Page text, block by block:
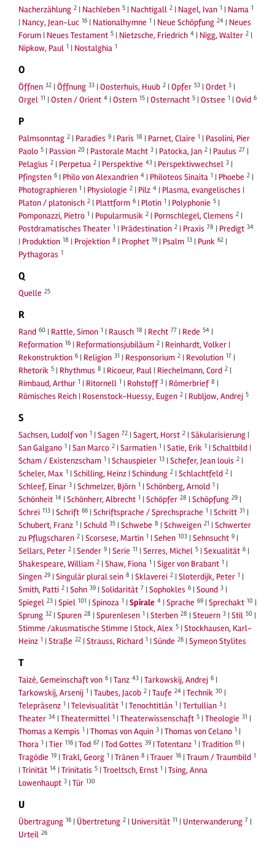
Nacherzählung 2 | Nachleben 5 | Nachtigall 2 | Nagel, Ivan 1 | Nama 1
| Nancy, Jean-Luc 16 | Nationalhymne 1 | Neue Schöpfung 24 | Neues
Forum | Neues Testament 5 | Nietzsche, Friedrich 4 | Nigg, Walter 2 |
Nipkow, Paul 1 | Nostalghia 1
O
Öffnen 32 |Öffnung 33 |Oosterhuis, Huub 2 |Opfer 53 |Ordet 3 |
Orgel 11 |Osten / Orient 4 |Ostern 15 |Osternacht 5 |Ostsee 1 |Ovid 6
P
Palmsonntag 2 | Paradies 9 | Paris 18 | Parnet, Claire 1 | Pasolini, Pier
Paolo 5 | Passion 20 | Pastorale Macht 3 | Patocka, Jan 2 | Paulus 27 |
Pelagius 2 | Perpetua 2 | Perspektive 43 | Perspektivwechsel 3 |
Pfingsten 6 | Philo von Alexandrien 4 | Philoteos Sinaita 1 | Phoebe 2 |
Photographieren 1 | Physiologie 2 | Pilz 4 | Plasma, evangelisches |
Platon / platonisch 2 | Plattform 6 | Plotin 1 | Polyphonie 5 |
Pomponazzi, Pietro 1 | Popularmusik 2 | Pornschlegel, Clemens 2 |
Postdramatisches Theater 1 | Prädestination 2 | Praxis 78 | Predigt 34
| Produktion 18 | Projektion 8 | Prophet 19 | Psalm 13 | Punk 62 |
Pythagoras 1
Q
Quelle 25
R
Rand 60 | Rattle, Simon 1 | Rausch 18 | Recht 77 | Rede 54 |
Reformation 16 | Reformationsjubiläum 2 | Reinhardt, Volker |
Rekonstruktion 6 | Religion 31 | Responsorium 2 | Revolution 17 |
Rhetorik 5 | Rhythmus 8 | Ricoeur, Paul | Riechelmann, Cord 2 |
Rimbaud, Arthur 1 | Ritornell 1 | Rohstoff 3 | Römerbrief 8 |
Römisches Reich | Rosenstock-Huessy, Eugen 2 | Rubljow, Andrej 5
S
Sachsen, Ludolf von 1 |Sagen 72 |Sagert, Horst 2 |Säkularisierung |
San Galgano 1 |San Marco 2 |Sarmatien 1 |Satie, Erik 1 |Schaltbild |
Scham / Existenzscham 1 |Schauspieler 13 |Schefer, Jean louis 2 |
Scheler, Max 1 |Schilling, Heinz |Schindung 2 |Schlachtfeld 2 |
Schleef, Einar 3 |Schmelzer, Björn 1 |Schönberg, Arnold 1 |
Schönheit 14 |Schönherr, Albrecht 1 |Schöpfer 28 |Schöpfung 29 |
Schrei 113 |Schrift 66 |Schriftsprache / Sprechsprache 1 |Schritt 31 |
Schubert, Franz 1 |Schuld 35 |Schwebe 8 |Schweigen 21 |Schwerter
zu Pflugscharen 2 |Scorsese, Martin 1 |Sehen 103 |Sehnsucht 9 |
Sellars, Peter 2 |Sender 9 |Serie 11 |Serres, Michel 5 |Sexualität 6 |
Shakespeare, William 2 |Shaw, Fiona 1 |Siger von Brabant 1 |
Singen 29 |Singulär plural sein 8 |Sklaverei 2 |Sloterdijk, Peter 1 |
Smith, Patti 2 |Sohn 39 |Solidarität 7 |Sophokles 6 |Sound 3 |
Spiegel 23 |Spiel 101 |Spinoza 1 |Spirale 4 |Sprache 69 |Sprechakt 10 |
Sprung 32 |Spuren 28 |Spurenlesen 1 |Sterben 28 |Steuern 3 |Stil 50 |
Stimme /akusmatische Stimme |Stock, Alex 5 |Stockhausen, Karl-
Heinz 1 |Straße 22 |Strauss, Richard 1 |Sünde 26 |Symeon Stylites
T
Taizé, Gemeinschaft von 6 |Tanz 43 |Tarkowskij, Andrej 6 |
Tarkowskij, Arsenij 1 |Taubes, Jacob 2 |Taufe 24 |Technik 30 |
Telepräsenz 1 |Televisualität 1 |Tenochtitlán 1 |Tertullian 3 |
Theater 34 |Theatermittel 1 |Theaterwissenschaft 5 |Theologie 31 |
Thomas a Kempis 1 |Thomas von Aquin 3 |Thomas von Celano 1 |
Thora 1 |Tier 116 |Tod 67 |Tod Gottes 39 |Totentanz 1 |Tradition 61 |
Tragödie 19 |Trakl, Georg 1 |Tränen 8 |Trauer 16 |Traum / Traumbild 1
|Trinität 14 |Trinitatis 5 |Troeltsch, Ernst 1 |Tsing, Anna
Lowenhaupt 3 |Tür 130
U
Übertragung 16 | Übertretung 2 | Universität 11 | Unterwanderung 7 |
Urteil 26